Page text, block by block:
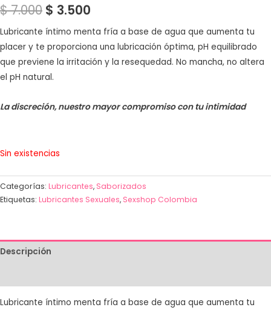
con5.00de
5 en base a
de un cliente
$7.000 $ 3.500
Lubricante íntimo menta fría a base de agua que aumenta tu
placer y te proporciona una lubricación óptima, pH equilibrado
que previene la irritación y la resequedad. No mancha, no altera
el pH natural.
La discreción, nuestro mayor compromiso con tu intimidad
Sin existencias
Categorías: Lubricantes, Saborizados
Etiquetas: Lubricantes Sexuales, Sexshop Colombia
Descripción
Lubricante íntimo menta fría a base de agua que aumenta tu